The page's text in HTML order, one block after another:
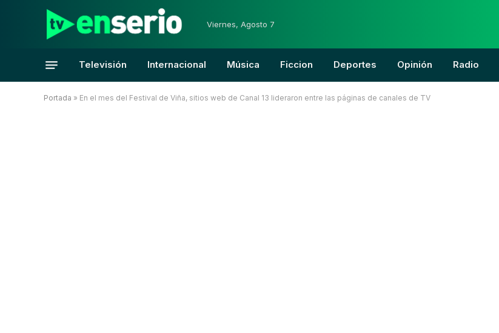
Viernes, Agosto 7
Televisión Internacional Música Ficcion Deportes Opinión Radio
Portada » En el mes del Festival de Viña, sitios web de Canal 13 lideraron entre las páginas de canales de TV